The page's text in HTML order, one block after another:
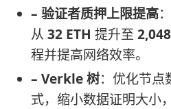
– 验证者质押上限提高
从 32 ETH 提升至
程并提高网络效率。
– Verkle 树：优化节点
式，缩小数据证明大小